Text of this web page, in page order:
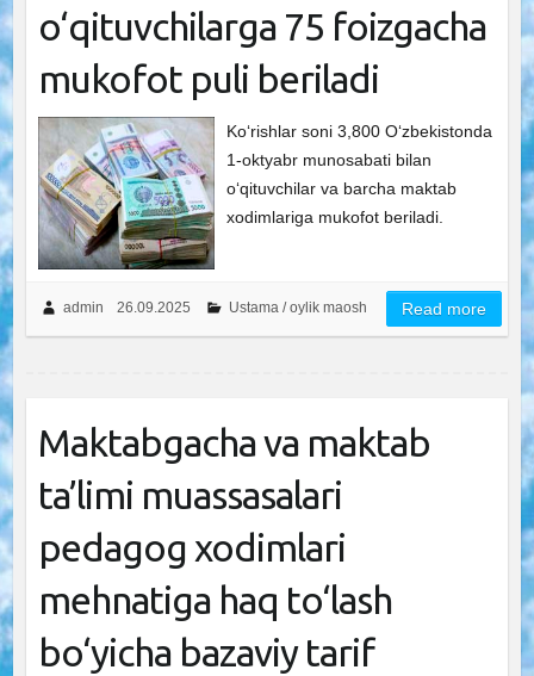
o‘qituvchilarga 75 foizgacha
mukofot puli beriladi
Ko‘rishlar soni 3,800 O‘zbekistonda
1-oktyabr munosabati bilan
o‘qituvchilar va barcha maktab
xodimlariga mukofot beriladi.
admin 26.09.2025 Ustama / oylik maosh Read more
Maktabgacha va maktab
ta’limi muassasalari
pedagog xodimlari
mehnatiga haq to‘lash
bo‘yicha bazaviy tarif